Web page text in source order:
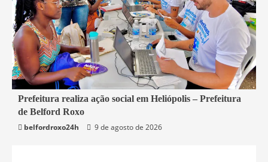
2 min read
Belford Roxo
Prefeitura realiza ação social em Heliópolis – Prefeitura
de Belford Roxo
belfordroxo24h
9 de agosto de 2026